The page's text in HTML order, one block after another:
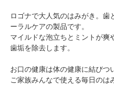
ロゴナで大人気のはみがき。歯
ーラルケアの製品です。
マイルドな泡立ちとミントが爽
歯垢を除去します。
お口の健康は体の健康に結びつ
ご家族みんなで使える毎日のは